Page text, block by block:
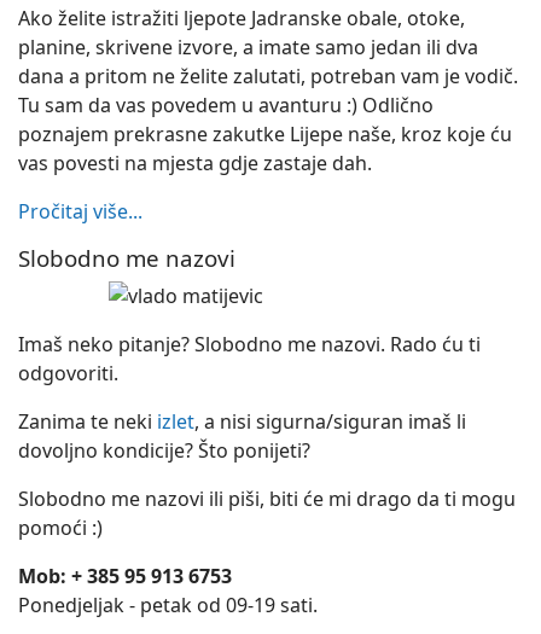
Ako želite istražiti ljepote Jadranske obale, otoke,
planine, skrivene izvore, a imate samo jedan ili dva
dana a pritom ne želite zalutati, potreban vam je vodič.
Tu sam da vas povedem u avanturu :) Odlično
poznajem prekrasne zakutke Lijepe naše, kroz koje ću
vas povesti na mjesta gdje zastaje dah.
Pročitaj više...
Slobodno me nazovi
Imaš neko pitanje? Slobodno me nazovi. Rado ću ti
odgovoriti.
Zanima te neki izlet, a nisi sigurna/siguran imaš li
dovoljno kondicije? Što ponijeti?
Slobodno me nazovi ili piši, biti će mi drago da ti mogu
pomoći :)
Mob: + 385 95 913 6753
Ponedjeljak - petak od 09-19 sati.